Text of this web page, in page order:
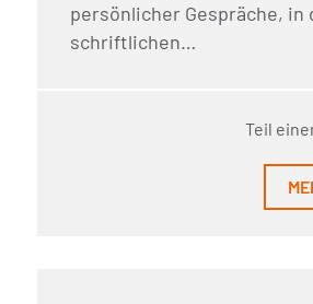
persönlicher Gespräche, in
schriftlichen…
Teil